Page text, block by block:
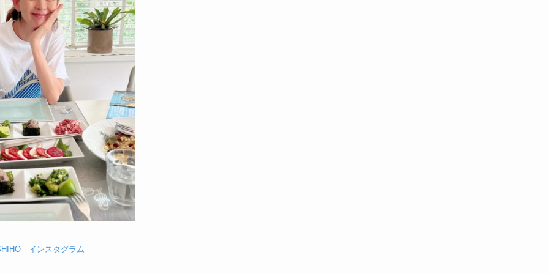
インスタグラム